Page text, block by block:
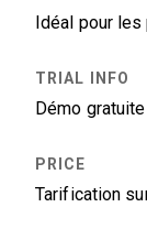
Idéal pour
Démo
Tarification